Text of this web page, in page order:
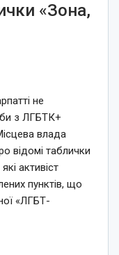
«Зона,
не
з ЛГБТК+
влада
відомі таблички
активіст
пунктів, що
«ЛГБТ-